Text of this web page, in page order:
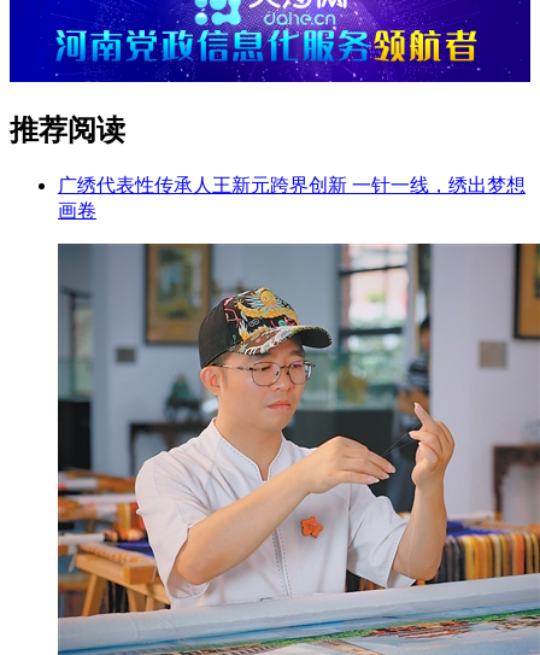
推荐阅读
广绣代表性传承人王新元跨界创新 一针一线，绣出梦想
画卷